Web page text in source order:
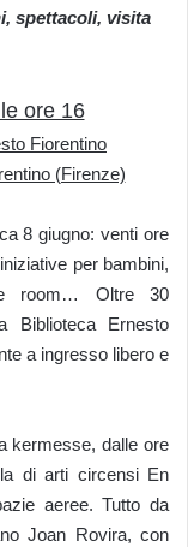
spettacoli, visita
ore 16
Fiorentino
(Firenze)
8 giugno: venti ore
per bambini,
room… Oltre 30
Biblioteca Ernesto
a ingresso libero e
kermesse, dalle ore
di arti circensi En
aeree. Tutto da
Joan Rovira, con